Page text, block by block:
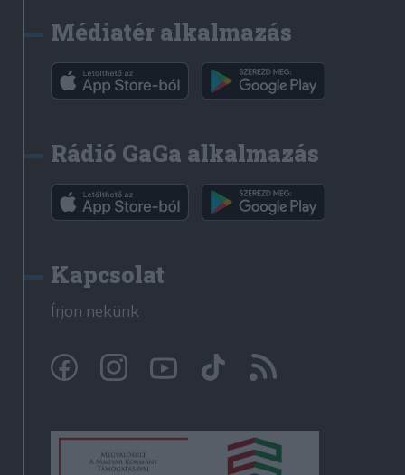
Médiatér alkalmazás
Rádió GaGa alkalmazás
Kapcsolat
Írjon nekünk